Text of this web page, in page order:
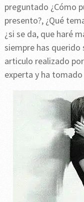
preguntado ¿Cómo
presento?, ¿Qué
¿si se da, que haré
siempre has querido
articulo realizado
experta y ha